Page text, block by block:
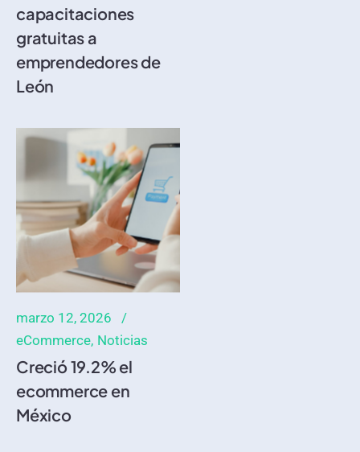
capacitaciones
gratuitas a
emprendedores de
León
marzo 12, 2026
eCommerce Noticias
Creció 19.2% el
ecommerce en
México